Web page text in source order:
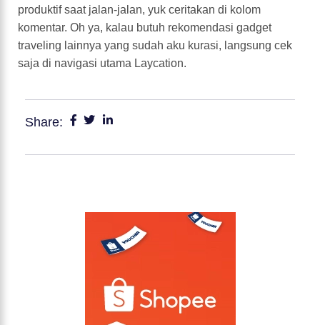
produktif saat jalan-jalan, yuk ceritakan di kolom
komentar. Oh ya, kalau butuh rekomendasi gadget
traveling lainnya yang sudah aku kurasi, langsung cek
saja di navigasi utama Laycation.
Share: